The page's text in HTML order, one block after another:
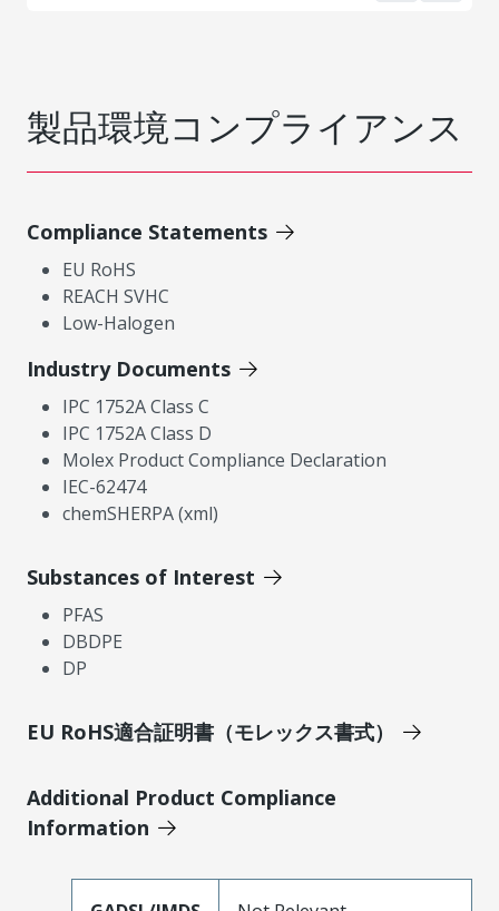
製品環境コンプライアンス
Compliance Statements
EU RoHS
REACH SVHC
Low-Halogen
Industry Documents
IPC 1752A Class C
IPC 1752A Class D
Molex Product Compliance Declaration
IEC-62474
chemSHERPA (xml)
Substances of Interest
PFAS
DBDPE
DP
EU RoHS適合証明書（モレックス書式）
Additional Product Compliance
Information